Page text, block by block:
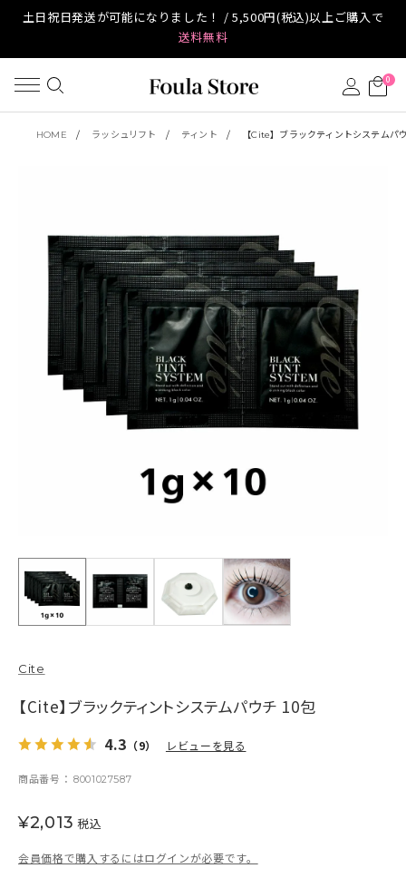
土日祝日発送が可能になりました！ / 5,500円(税込)以上ご購入で
送料無料
0
HOME ラッシュリフト ティント 【Cite】ブラックティントシステムパ
Cite
【Cite】ブラックティントシステムパウチ 10包
4.3 （9） レビューを見る
商品番号 8001027587
¥2,013 税込
会員価格で購入するにはログインが必要です。